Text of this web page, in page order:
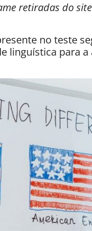
retiradas do
no teste
linguística para